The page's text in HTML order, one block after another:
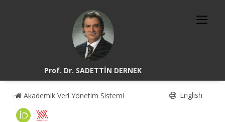
Prof. Dr. SADETTİN DERNEK
Akademik Veri Yönetim Sistemi English